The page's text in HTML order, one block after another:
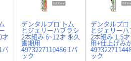
才
パ
デンタルプロ トム
とジェリーハブラシ
2本組み 6~12才 永久
歯期用
4973227110486 1パ
ック
デンタルプロ
とジェリー
2本組み 1.5
用+仕上げみ
ック